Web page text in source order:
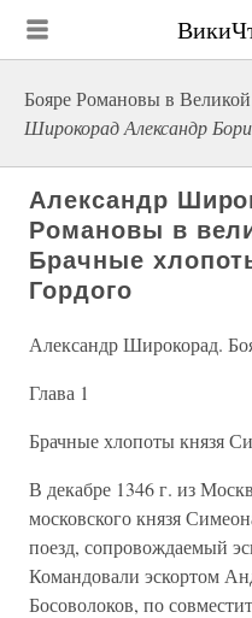
Бояре Романовы в
Широкорад Александр
Александр
Романовы в
Брачные
Гордого
Александр Широкорад.
Глава 1
Брачные хлопоты князя
В декабре 1346 г. из
московского князя
поезд, сопровождаемый
Командовали эскортом
Босоволоков, по